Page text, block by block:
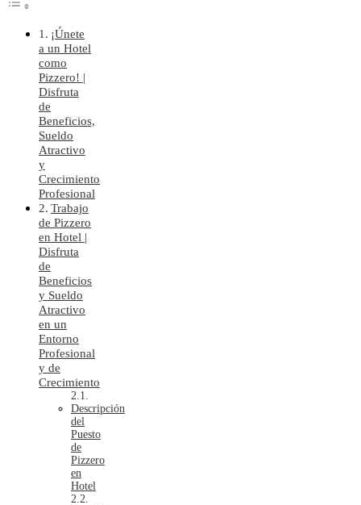
¡Únete
a un Hotel
como
Pizzero! |
Disfruta
de
Beneficios,
Sueldo
Atractivo
y
Crecimiento
Profesional
Trabajo
de Pizzero
en Hotel |
Disfruta
de
Beneficios
y Sueldo
Atractivo
en un
Entorno
Profesional
y de
Crecimiento
Descripción
del
Puesto
de
Pizzero
en
Hotel